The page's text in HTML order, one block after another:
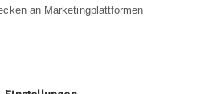
an Marketingplattformen